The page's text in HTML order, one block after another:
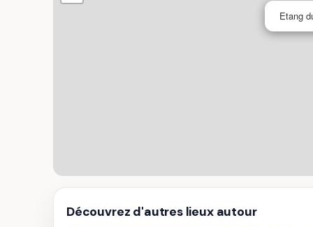
Etang
Découvrez d'autres lieux autour